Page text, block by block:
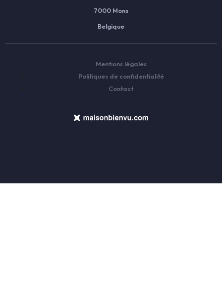
7000 Mons
Belgique
Mentions légales
Politiques de confidentialité
Contact